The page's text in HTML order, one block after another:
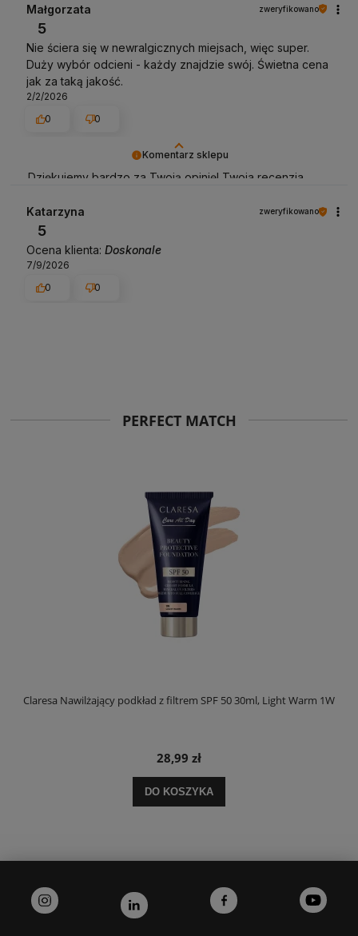
Komentarz sklepu
Dziękujemy bardzo za Twoją opinię! Twoja recenzja
właściwym torze :) Z pozdrowieniami, obsługa sklepu.
Małgorzata zweryfikowano
5
Nie ściera się w newralgicznych miejsach, więc super.
Duży wybór odcieni - każdy znajdzie swój. Świetna cena
jak za taką jakość.
2/2/2026
0
0
Katarzyna zweryfikowano
5
Ocena klienta: Doskonale
7/9/2026
0
0
PERFECT MATCH
Claresa Nawilżający podkład z filtrem SPF 50 30ml, Light Warm 1W
28,99 zł
DO KOSZYKA